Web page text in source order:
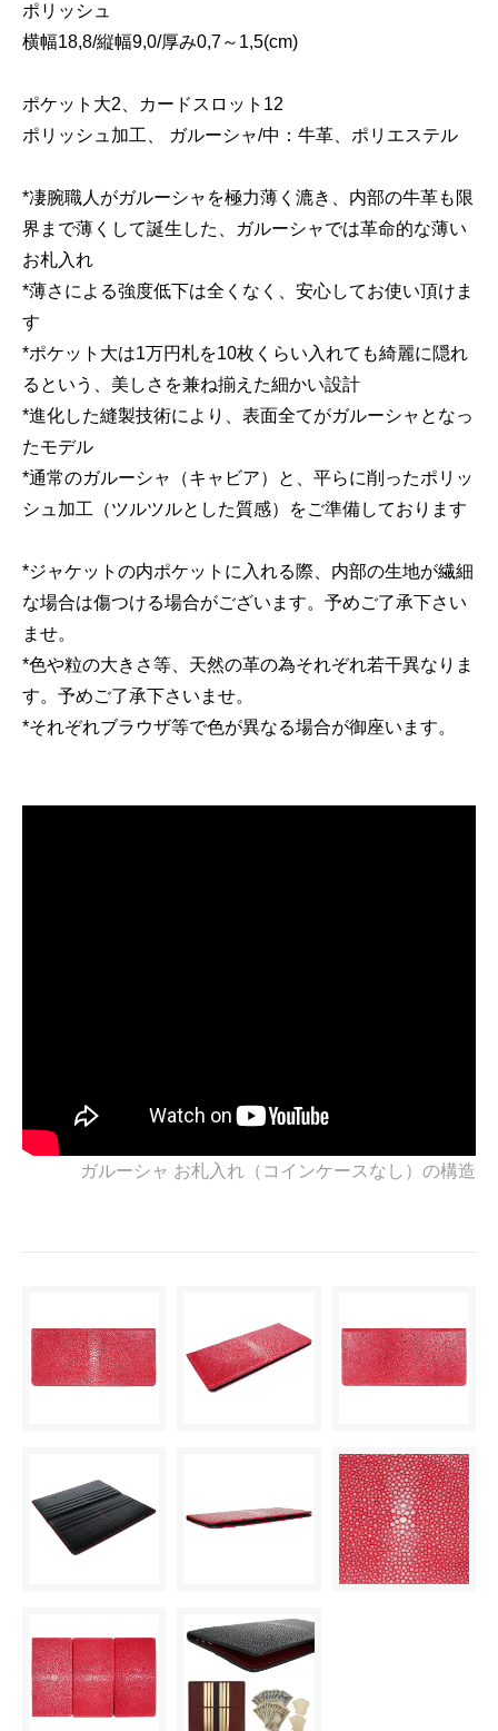
ポリッシュ
横幅18,8/縦幅9,0/厚み0,7～1,5(cm)
ポケット大2、カードスロット12
ポリッシュ加工、 ガルーシャ/中：牛革、ポリエステル
*凄腕職人がガルーシャを極力薄く漉き、内部の牛革も限
界まで薄くして誕生した、ガルーシャでは革命的な薄い
お札入れ
*薄さによる強度低下は全くなく、安心してお使い頂けま
す
*ポケット大は1万円札を10枚くらい入れても綺麗に隠れ
るという、美しさを兼ね揃えた細かい設計
*進化した縫製技術により、表面全てがガルーシャとなっ
たモデル
*通常のガルーシャ（キャビア）と、平らに削ったポリッ
シュ加工（ツルツルとした質感）をご準備しております
*ジャケットの内ポケットに入れる際、内部の生地が繊細
な場合は傷つける場合がございます。予めご了承下さい
ませ。
*色や粒の大きさ等、天然の革の為それぞれ若干異なりま
す。予めご了承下さいませ。
*それぞれブラウザ等で色が異なる場合が御座います。
ガルーシャ お札入れ（コインケースなし）の構造